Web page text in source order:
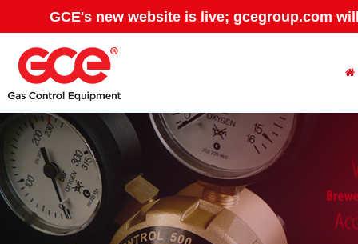
GCE's new website is live; gcegroup.com